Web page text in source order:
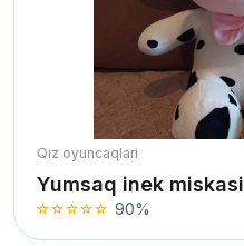
Qız oyuncaqlari
Yumsaq inek miskasi
90%